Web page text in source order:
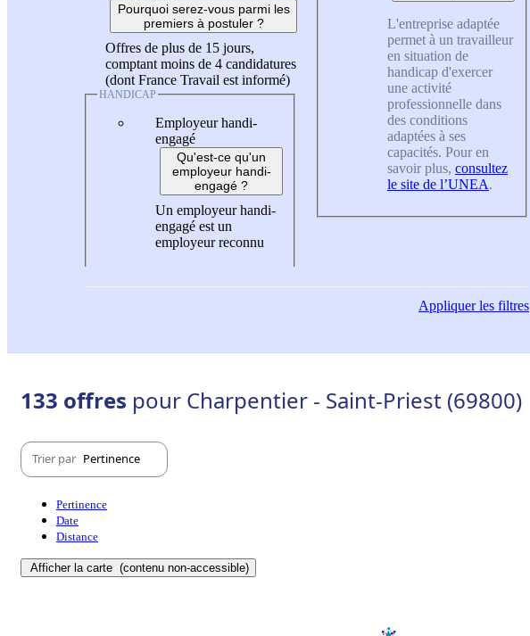
Pourquoi serez-vous parmi les
premiers à postuler ?
Offres de plus de 15 jours,
comptant moins de 4 candidatures
(dont France Travail est informé)
HANDICAP
Employeur handi-
engagé
Qu'est-ce qu'un
employeur handi-
engagé ?
Un employeur handi-
engagé est un
employeur reconnu
L'entreprise adaptée
permet à un travailleur
en situation de
handicap d'exercer
une activité
professionnelle dans
des conditions
adaptées à ses
capacités. Pour en
savoir plus, consultez
le site de l’UNEA.
Appliquerles filtres
133 offres pour Charpentier - Saint-Priest (69800)
Trier par Pertinence
Pertinence
Date
Distance
Afficher la carte (contenu non-accessible)